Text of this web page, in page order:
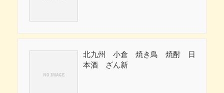
北九州 小倉 焼き鳥 焼酎 日
本酒 ざん新